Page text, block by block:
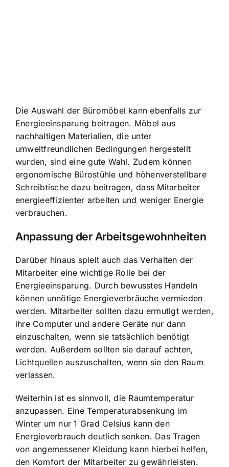
Die Auswahl der Büromöbel kann ebenfalls zur
Energieeinsparung beitragen. Möbel aus
nachhaltigen Materialien, die unter
umweltfreundlichen Bedingungen hergestellt
wurden, sind eine gute Wahl. Zudem können
ergonomische Bürostühle und höhenverstellbare
Schreibtische dazu beitragen, dass Mitarbeiter
energieeffizienter arbeiten und weniger Energie
verbrauchen.
Anpassung der Arbeitsgewohnheiten
Darüber hinaus spielt auch das Verhalten der
Mitarbeiter eine wichtige Rolle bei der
Energieeinsparung. Durch bewusstes Handeln
können unnötige Energieverbräuche vermieden
werden. Mitarbeiter sollten dazu ermutigt werden,
ihre Computer und andere Geräte nur dann
einzuschalten, wenn sie tatsächlich benötigt
werden. Außerdem sollten sie darauf achten,
Lichtquellen auszuschalten, wenn sie den Raum
verlassen.
Weiterhin ist es sinnvoll, die Raumtemperatur
anzupassen. Eine Temperaturabsenkung im
Winter um nur 1 Grad Celsius kann den
Energieverbrauch deutlich senken. Das Tragen
von angemessener Kleidung kann hierbei helfen,
den Komfort der Mitarbeiter zu gewährleisten.